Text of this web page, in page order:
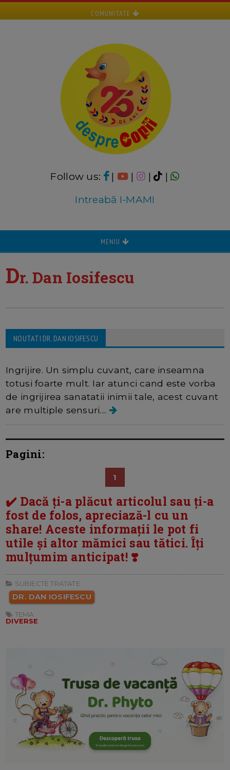
COMUNITATE
Follow us: | | |
|
Intreabă I-MAMI
MENIU
Dr. Dan Iosifescu
NOUTATI DR. DAN IOSIFESCUAi o singura inima
Ingrijire. Un simplu cuvant, care inseamna
totusi foarte mult. Iar atunci cand este vorba
de ingrijirea sanatatii inimii tale, acest cuvant
are multiple sensuri....
Pagini:
1
✔️ Dacă ți-a plăcut articolul sau ți-a
fost de folos, apreciază-l cu un
share! Aceste informații le pot fi
utile și altor mămici sau tătici. Îți
mulțumim anticipat! ❣️
SUBIECTE TRATATE:
DR. DAN IOSIFESCU
TEMA:
DIVERSE